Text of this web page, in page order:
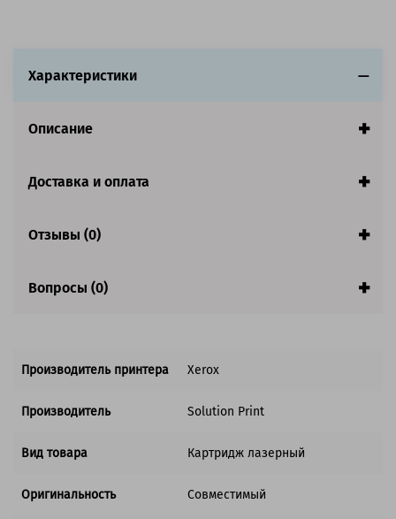
Оригинальность:Совместимый
Ресурс:2 000 страниц формата А4 при 5%
Страна:
Гарантия:
Совместим с аппаратами
Характеристики
Описание
Доставка и оплата
Отзывы (0)
Вопросы (0)
Производитель принтера Xerox
Производитель Solution Print
Вид товара Картридж лазерный
Оригинальность Совместимый